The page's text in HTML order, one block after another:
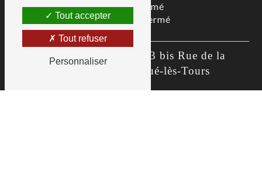
Samedi : Fermé
Dimanche : Fermé
Zac De La Liodière, 3 bis Rue de la
Flottière, 37300 Joué-lès-Tours
Tout accepter
Tout refuser
Personnaliser